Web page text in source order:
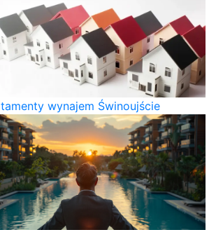
wynajem Świnoujście